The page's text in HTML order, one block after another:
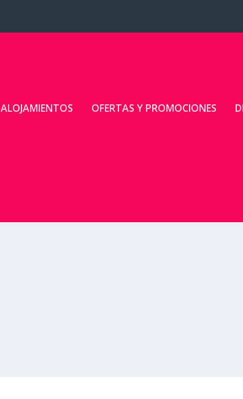
ALOJAMIENTOS OFERTAS Y PROMOCIONES